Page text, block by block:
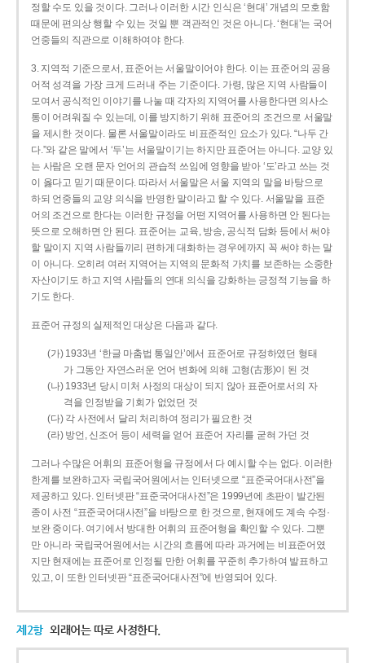
정할 수도 있을 것이다. 그러나 이러한 시간 인식은 ‘현대’ 개념의 모호함
때문에 편의상 행할 수 있는 것일 뿐 객관적인 것은 아니다. ‘현대’는 국어
언중들의 직관으로 이해하여야 한다.
3. 지역적 기준으로서, 표준어는 서울말이어야 한다. 이는 표준어의 공용
어적 성격을 가장 크게 드러내 주는 기준이다. 가령, 많은 지역 사람들이
모여서 공식적인 이야기를 나눌 때 각자의 지역어를 사용한다면 의사소
통이 어려워질 수 있는데, 이를 방지하기 위해 표준어의 조건으로 서울말
을 제시한 것이다. 물론 서울말이라도 비표준적인 요소가 있다. “나두 간
다.”와 같은 말에서 ‘두’는 서울말이기는 하지만 표준어는 아니다. 교양 있
는 사람은 오랜 문자 언어의 관습적 쓰임에 영향을 받아 ‘도’라고 쓰는 것
이 옳다고 믿기 때문이다. 따라서 서울말은 서울 지역의 말을 바탕으로
하되 언중들의 교양 의식을 반영한 말이라고 할 수 있다. 서울말을 표준
어의 조건으로 한다는 이러한 규정을 어떤 지역어를 사용하면 안 된다는
뜻으로 오해하면 안 된다. 표준어는 교육, 방송, 공식적 담화 등에서 써야
할 말이지 지역 사람들끼리 편하게 대화하는 경우에까지 꼭 써야 하는 말
이 아니다. 오히려 여러 지역어는 지역의 문화적 가치를 보존하는 소중한
자산이기도 하고 지역 사람들의 연대 의식을 강화하는 긍정적 기능을 하
기도 한다.
표준어 규정의 실제적인 대상은 다음과 같다.
(가) 1933년 ‘한글 마춤법 통일안’에서 표준어로 규정하였던 형태
가 그동안 자연스러운 언어 변화에 의해 고형(古形)이 된 것
(나) 1933년 당시 미처 사정의 대상이 되지 않아 표준어로서의 자
격을 인정받을 기회가 없었던 것
(다) 각 사전에서 달리 처리하여 정리가 필요한 것
(라) 방언, 신조어 등이 세력을 얻어 표준어 자리를 굳혀 가던 것
그러나 수많은 어휘의 표준어형을 규정에서 다 예시할 수는 없다. 이러한
한계를 보완하고자 국립국어원에서는 인터넷으로 “표준국어대사전”을
제공하고 있다. 인터넷판 “표준국어대사전”은 1999년에 초판이 발간된
종이 사전 “표준국어대사전”을 바탕으로 한 것으로, 현재에도 계속 수정·
보완 중이다. 여기에서 방대한 어휘의 표준어형을 확인할 수 있다. 그뿐
만 아니라 국립국어원에서는 시간의 흐름에 따라 과거에는 비표준어였
지만 현재에는 표준어로 인정될 만한 어휘를 꾸준히 추가하여 발표하고
있고, 이 또한 인터넷판 “표준국어대사전”에 반영되어 있다.
제2항 외래어는 따로 사정한다.